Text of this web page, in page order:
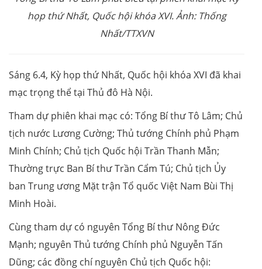
họp thứ Nhất, Quốc hội khóa XVI. Ảnh: Thống
Nhất/TTXVN
Sáng 6.4, Kỳ họp thứ Nhất, Quốc hội khóa XVI đã khai
mạc trọng thể tại Thủ đô Hà Nội.
Tham dự phiên khai mạc có: Tổng Bí thư Tô Lâm; Chủ
tịch nước Lương Cường; Thủ tướng Chính phủ Phạm
Minh Chính; Chủ tịch Quốc hội Trần Thanh Mẫn;
Thường trực Ban Bí thư Trần Cẩm Tú; Chủ tịch Ủy
ban Trung ương Mặt trận Tổ quốc Việt Nam Bùi Thị
Minh Hoài.
Cùng tham dự có nguyên Tổng Bí thư Nông Đức
Mạnh; nguyên Thủ tướng Chính phủ Nguyễn Tấn
Dũng; các đồng chí nguyên Chủ tịch Quốc hội: